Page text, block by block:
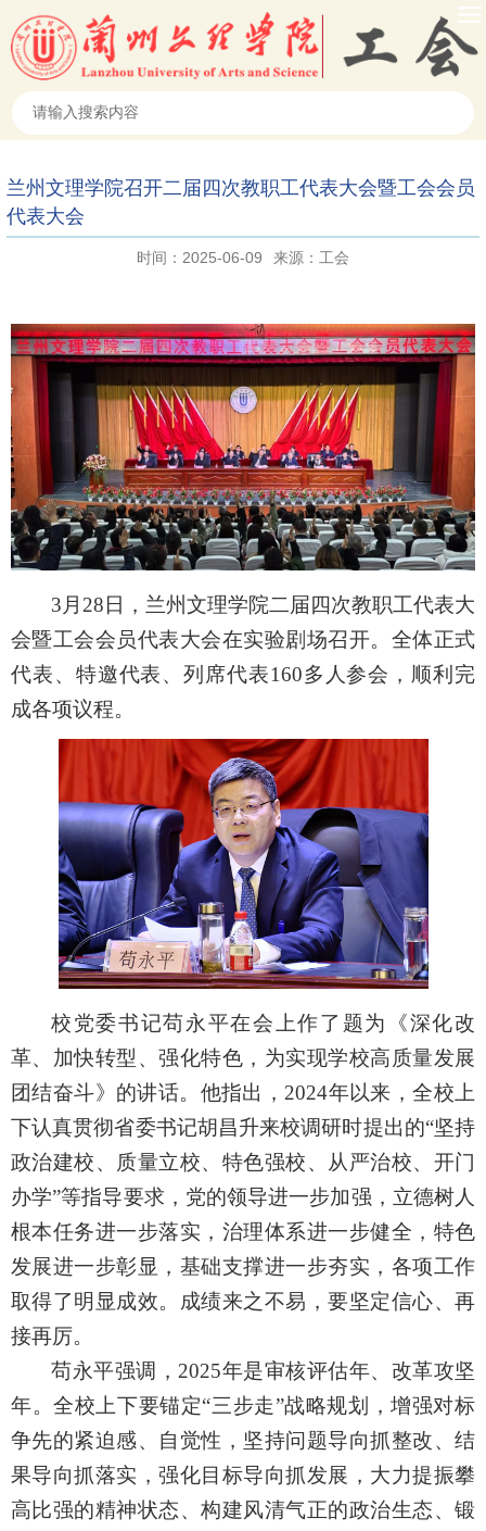
兰州文理学院召开二届四次教职工代表大会暨工会会员
代表大会
时间：2025-06-09 来源：工会
3 月28日，兰州文理学院二届四次教职工代表大
会暨工会会员代表大会在实验剧场召开。全体正式
代表、特邀代表、列席代表160多人参会，顺利完
成各项议程。
校党委书记苟永平在会上作了题为《深化改
革、加快转型、强化特色，为实现学校高质量发展
团结奋斗》的讲话。他指出，2024年以来，全校上
下认真贯彻省委书记胡昌升来校调研时提出的“坚持
政治建校、质量立校、特色强校、从严治校、开门
办学”等指导要求，党的领导进一步加强，立德树人
根本任务进一步落实，治理体系进一步健全，特色
发展进一步彰显，基础支撑进一步夯实，各项工作
取得了明显成效。成绩来之不易，要坚定信心、再
接再厉。
苟永平强调，2025年是审核评估年、改革攻坚
年。全校上下要锚定“三步走”战略规划，增强对标
争先的紧迫感、自觉性，坚持问题导向抓整改、结
果导向抓落实，强化目标导向抓发展，大力提振攀
高比强的精神状态、构建风清气正的政治生态、锻